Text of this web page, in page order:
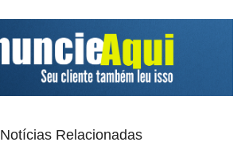
Notícias Relacionadas